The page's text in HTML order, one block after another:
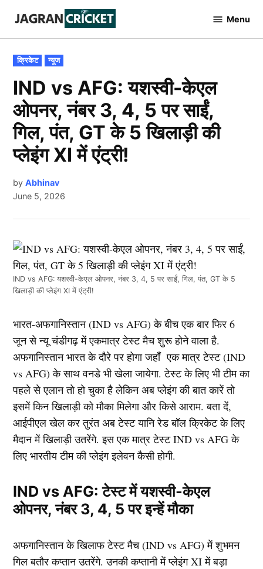
content
Cricket
Menu
POSTED
IN
क्रिकेट न्यूज
IND vs AFG: यशस्वी-केएल
ओपनर, नंबर 3, 4, 5 पर साईं,
गिल, पंत, GT के 5 खिलाड़ी की
प्लेइंग XI में एंट्री!
by Abhinav
June 5, 2026
IND vs AFG: यशस्वी-केएल ओपनर, नंबर 3, 4, 5 पर साईं, गिल, पंत, GT के 5
खिलाड़ी की प्लेइंग XI में एंट्री!
भारत-अफगानिस्तान (IND vs AFG) के बीच एक बार फिर 6
जून से न्यू चंडीगढ़ में एकमात्र टेस्ट मैच शुरू होने वाला है.
अफगानिस्तान भारत के दौरे पर होगा जहाँ एक मात्र टेस्ट (IND
vs AFG) के साथ वनडे भी खेला जायेगा. टेस्ट के लिए भी टीम का
पहले से एलान तो हो चुका है लेकिन अब प्लेइंग की बात कारें तो
इसमें किन खिलाड़ी को मौका मिलेगा और किसे आराम. बता दें,
आईपीएल खेल कर तुरंत अब टेस्ट यानि रेड बॉल क्रिकेट के लिए
मैदान में खिलाड़ी उतरेंगे. इस एक मात्र टेस्ट IND vs AFG के
लिए भारतीय टीम की प्लेइंग इलेवन कैसी होगी.
IND vs AFG: टेस्ट में यशस्वी-केएल
ओपनर, नंबर 3, 4, 5 पर इन्हें मौका
अफगानिस्तान के खिलाफ टेस्ट मैच (IND vs AFG) में शुभमन
गिल बतौर कप्तान उतरेंगे. उनकी कप्तानी में प्लेइंग XI में बड़ा